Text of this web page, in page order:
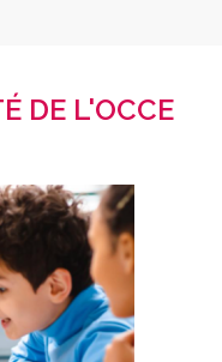
DE L'OCCE